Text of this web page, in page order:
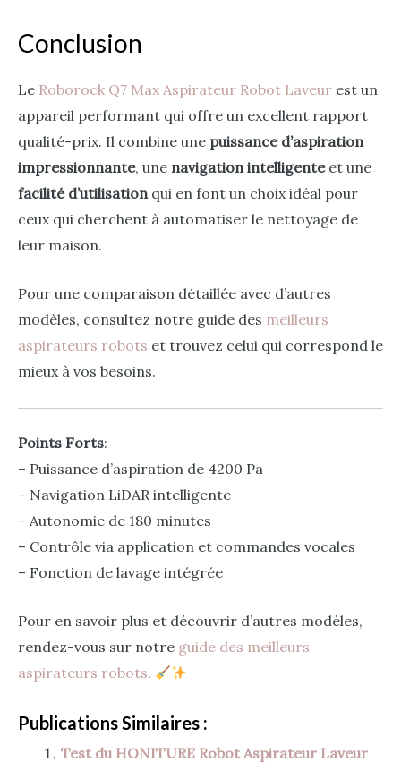
Conclusion
Le Roborock Q7 Max Aspirateur Robot Laveur est un
appareil performant qui offre un excellent rapport
qualité-prix. Il combine une puissance d’aspiration
impressionnante, une navigation intelligenteet une
facilité d’utilisation qui en font un choix idéal pour
ceux qui cherchent à automatiser le nettoyage de
leur maison.
Pour une comparaison détaillée avec d’autres
modèles, consultez notre guide des meilleurs
aspirateurs robots et trouvez celui qui correspond le
mieux à vos besoins.
Points Forts:
– Puissance d’aspiration de 4200 Pa
– Navigation LiDAR intelligente
– Autonomie de 180 minutes
– Contrôle via application et commandes vocales
– Fonction de lavage intégrée
Pour en savoir plus et découvrir d’autres modèles,
rendez-vous sur notre guide des meilleurs
aspirateurs robots.
Publications Similaires :
Test du HONITURE Robot Aspirateur Laveur